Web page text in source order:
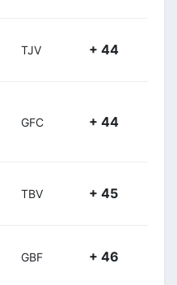
TJV + 44
GFC + 44
TBV + 45
GBF + 46